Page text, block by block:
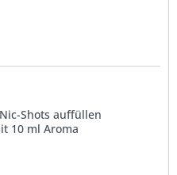
Shots auffüllen
10 ml Aroma